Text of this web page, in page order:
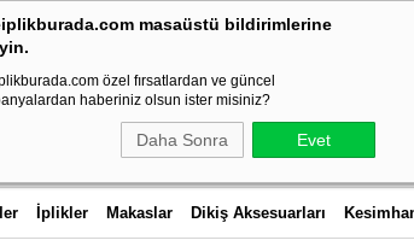
masaüstü bildirimlerine
özel fırsatlardan ve güncel
haberiniz olsun ister misiniz?
Daha Sonra Evet
İplikler Makaslar Dikiş Aksesuarları